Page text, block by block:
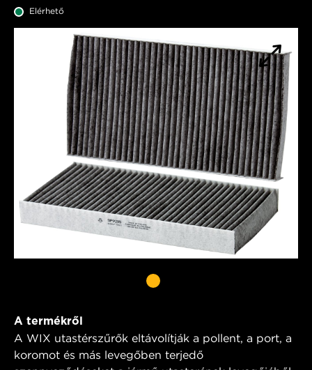
Elérhető
A termékről
A WIX utastérszűrők eltávolítják a pollent, a port, a
koromot és más levegőben terjedő